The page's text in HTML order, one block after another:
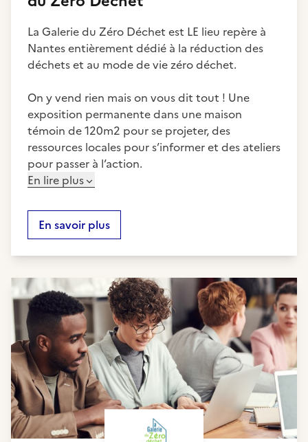
La Galerie du Zéro Déchet est LE lieu repère à
Nantes entièrement dédié à la réduction des
déchets et au mode de vie zéro déchet.
On y vend rien mais on vous dit tout ! Une
exposition permanente dans une maison
témoin de 120m2 pour se projeter, des
ressources locales pour s’informer et des ateliers
pour passer à l’action.
En lire plus
En savoir plus